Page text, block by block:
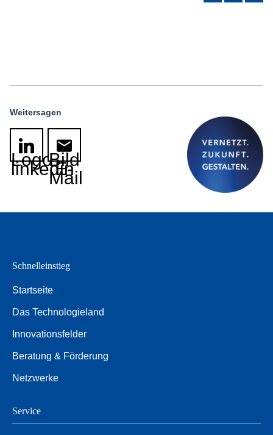
Weitersagen
Logo
linkedin
Bild
E-
Mail
Schnelleinstieg
Startseite
Das Technologieland
Innovationsfelder
Beratung & Förderung
Netzwerke
Service